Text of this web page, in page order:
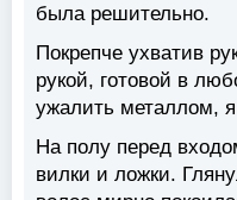
была решительно.
Покрепче ухватив
рукой, готовой в
ужалить металлом,
На полу перед
вилки и ложки.